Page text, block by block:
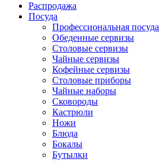
Распродажа
Посуда
Профессиональная посуда
Обеденные сервизы
Столовые сервизы
Чайные сервизы
Кофейные сервизы
Столовые приборы
Чайные наборы
Сковороды
Кастрюли
Ножи
Блюда
Бокалы
Бутылки